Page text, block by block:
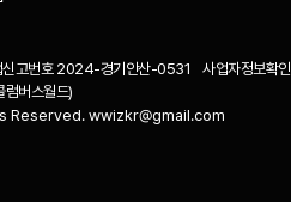
고번호 2024-경기안산-0531
사업자정보확인
버스월드)
Reserved. wwizkr@gmail.com